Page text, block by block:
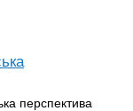
перспектива